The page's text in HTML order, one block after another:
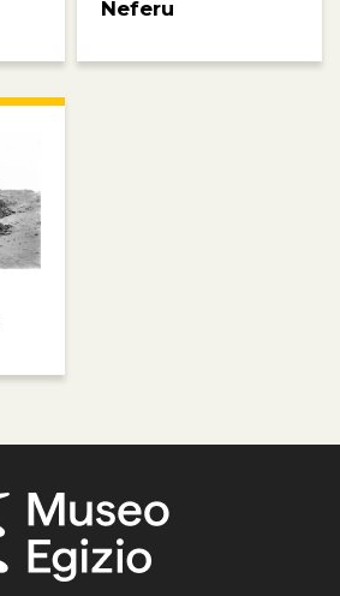
Neferu